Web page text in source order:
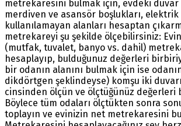
metrekaresini bulmak için, evdeki duvar
merdiven ve asansör boşlukları, elektrik
kullanılamayan alanları hesaptan
metrekareyi şu şekilde ölçebilirsiniz:
(mutfak, tuvalet, banyo vs. dahil)
hesaplayıp, bulduğunuz değerleri
bir odanın alanını bulmak için ise
dikdörtgen şeklindeyse) komşu iki
cinsinden ölçün ve ölçtüğünüz değerleri
Böylece tüm odaları ölçtükten sonra
toplayın ve evinizin net metrekaresini